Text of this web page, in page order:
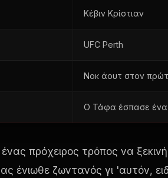
Κέβιν Κρίστιαν
UFC Perth
Νοκ άουτ στον
Ο Τάφα έσπασε ένα
ένας πρόχειρος τρόπος να
ένιωθε ζωντανός γι 'αυτόν,